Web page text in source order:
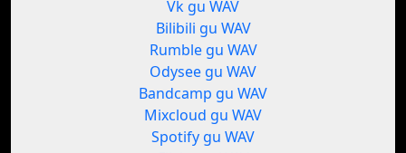
Vk gu WAV
Bilibili gu WAV
Rumble gu WAV
Odysee gu WAV
Bandcamp gu WAV
Mixcloud gu WAV
Spotify gu WAV